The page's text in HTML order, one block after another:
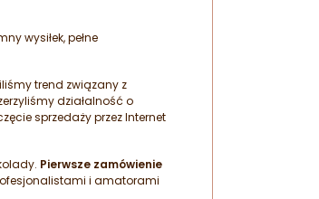
wysiłek, pełne
trend związany z
działalność o
sprzedaży przez Internet
Pierwsze zamówienie
i amatorami